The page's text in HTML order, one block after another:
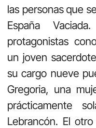
las personas que
España
protagonistas
un joven
su cargo nueve
Gregoria, una
prácticamente
Lebrancón. El